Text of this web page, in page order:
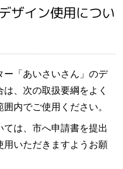
ザイン使用につい
「あいさいさん」のデ
、次の取扱要綱をよく
内でご使用ください。
は、市へ申請書を提出
用いただきますようお願